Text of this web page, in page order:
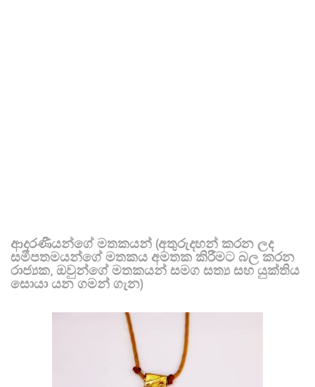
ආදරණීයන්ගේ මතකයන් (අතුරුදහන් කරන ලද
සමීපතමයන්ගේ මතකය අමතක කිරීමට බල කරන
රාජ්‍යක, ඔවුන්ගේ මතකයන් සමග සත්‍ය සහ යුක්තිය
සොයා යන ගමන් ගැන)